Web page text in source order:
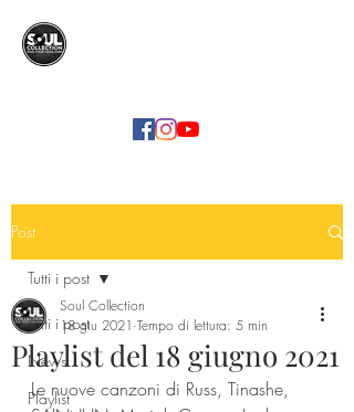
Post
Tutti i post
News
Playlist
Tutti i post
Playlist del 18 giugno 2021
Soul Collection
18 giu 2021 Tempo di lettura: 5 min
Le nuove canzoni di Russ, Tinashe,